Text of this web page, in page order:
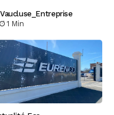
Vaucluse_Entreprise
1 Min